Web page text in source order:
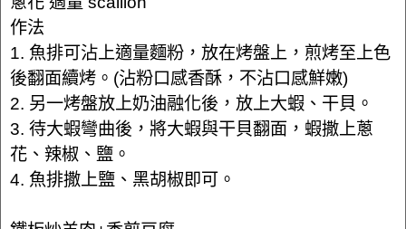
作法
1. 魚排可沾上適量麵粉，放在烤盤上，煎烤至上色
後翻面續烤。(沾粉口感香酥，不沾口感鮮嫩)
2. 另一烤盤放上奶油融化後，放上大蝦、干貝。
3. 待大蝦彎曲後，將大蝦與干貝翻面，蝦撒上蔥
花、辣椒、鹽。
4. 魚排撒上鹽、黑胡椒即可。